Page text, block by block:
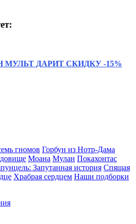
МУЛЬТ ДАРИТ СКИДКУ -15%
гномов Горбун из Нотр-Дама
Моана Мулан Покахонтас
Запутанная история Спящая
Храбрая сердцем Наши подборки